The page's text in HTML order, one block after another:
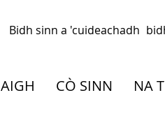
Bidh sinn a 'cuideachadh
CÒ SINN NA